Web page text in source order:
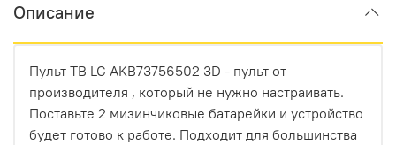
Описание
Пульт ТВ LG AKB73756502 3D - пульт от
производителя , который не нужно настраивать.
Поставьте 2 мизинчиковые батарейки и устройство
будет готово к работе. Подходит для большинства